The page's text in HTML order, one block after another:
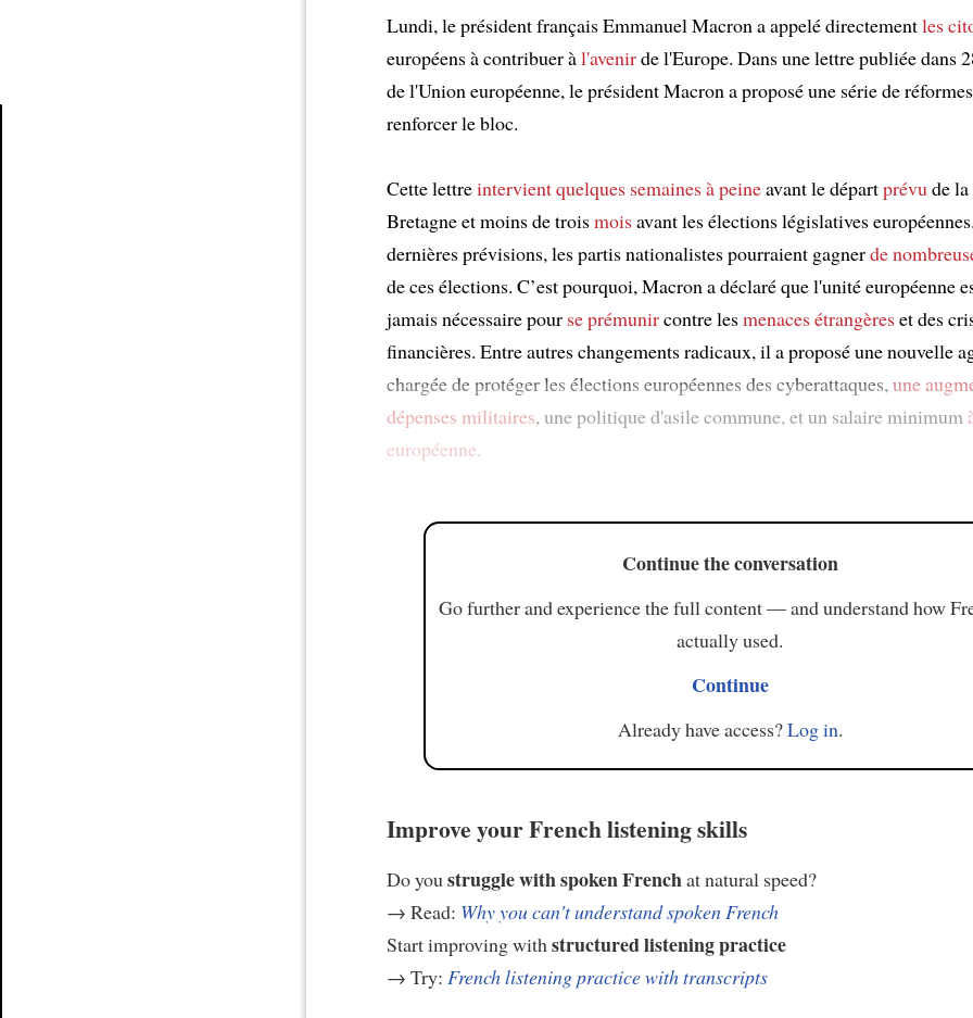
Lundi, le président français Emmanuel Macron a appelé directementles
européens à contribuer àl'avenirde l'Europe. Dans une lettre publiée dans
de l'Union européenne, le président Macron a proposé une série de réformes
renforcer le bloc.
Cette lettreintervientquelques semaines à peineavant le départprévude
Bretagne et moins de troismoisavant les élections législatives
dernières prévisions, les partis nationalistes pourraient gagnerde
de ces élections. C’est pourquoi, Macron a déclaré que l'unité européenne
jamais nécessaire pour se prémunircontre lesmenaces étrangèreset des
financières. Entre autres changements radicaux, il a proposé une nouvelle
chargée de protéger les élections européennes des cyberattaques,une
dépenses militaires, une politique d'asile commune, et un salaire minimum
européenne.
Continue the conversation
Go further and experience the full content — and understand how
actually used.
Continue
Already have access?Log in.
Improve your French listening skills
Do youstruggle with spoken Frenchat natural speed?
→ Read: Why you can't understand spoken French
Start improving withstructured listening practice
→ Try: French listening practice with transcripts